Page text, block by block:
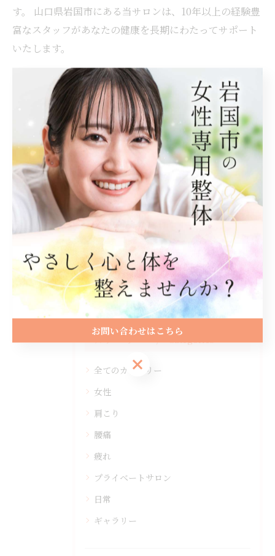
す。 山口県岩国市にある当サロンは、10年以上の経験豊
富なスタッフがあなたの健康を長期にわたってサポート
いたします。
岩国市で肩こりに寄り添うケア岩国市で腰痛と向き合う
腰痛
< 前のページ 一覧に戻る 次のページ >
関連タグ
#整体 #岩国市
カテゴリー Categories
全てのカテゴリー
女性
肩こり
腰痛
疲れ
プライベートサロン
日常
ギャラリー
お問い合わせはこちら
お問い合わせはこちら